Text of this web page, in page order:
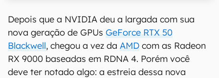
Depois que a NVIDIA deu a largada com sua
nova geração de GPUs GeForce RTX 50
Blackwell, chegou a vez da AMD com as Radeon
RX 9000 baseadas em RDNA 4. Porém você
deve ter notado algo: a estreia dessa nova